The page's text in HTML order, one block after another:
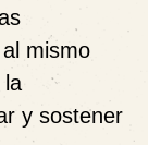
mismo
la
y sostener